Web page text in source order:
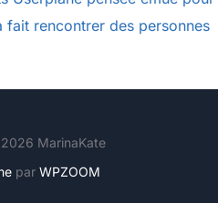
rencontrer des personnes
MarinaKate
par WPZOOM